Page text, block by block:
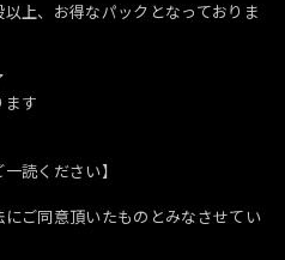
上、お得なパックとなっておりま
ます
読ください】
ご同意頂いたものとみなさせてい